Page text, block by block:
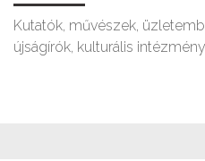
Kutatók, művészek,
újságírók, kulturális